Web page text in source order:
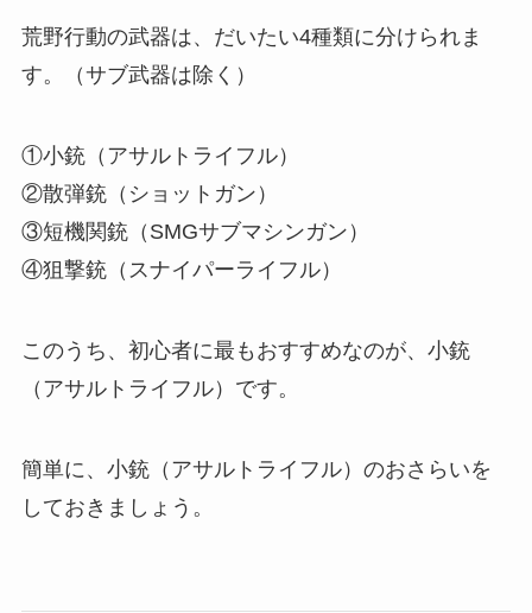
荒野行動の武器は、だいたい4種類に分けられま
す。（サブ武器は除く）
①小銃（アサルトライフル）
②散弾銃（ショットガン）
③短機関銃（SMGサブマシンガン）
④狙撃銃（スナイパーライフル）
このうち、初心者に最もおすすめなのが、小銃
（アサルトライフル）です。
簡単に、小銃（アサルトライフル）のおさらいを
しておきましょう。